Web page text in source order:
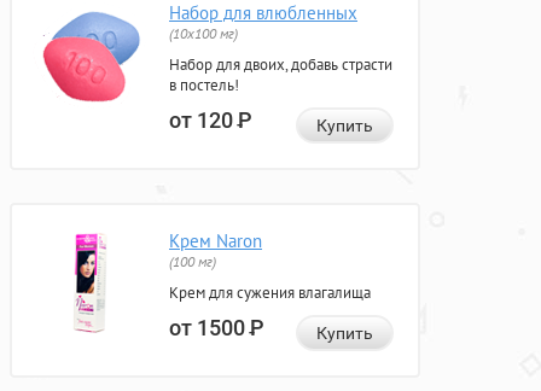
Набор для влюбленных
(10х100 мг)
Набор для двоих, добавь страсти
в постель!
от 120Р Купить
Крем Naron
(100 мг)
Крем для сужения влагалища
от 1500Р Купить